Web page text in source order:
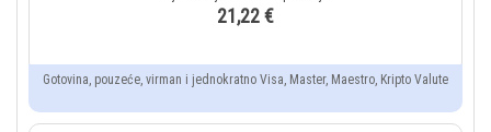
21,22 €
Gotovina, pouzeće, virman i jednokratno Visa, Master, Maestro, Kripto Valute